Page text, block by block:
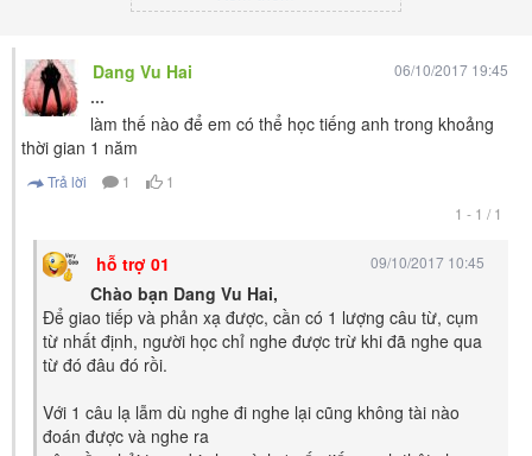
HelloChao.vn - Chương trình dạy tiếng Anh trực tuyến chặt chẽ nhất thế
Dang Vu Hai 06/10/2017 19:45
...
làm thế nào để em có thể học tiếng anh trong khoảng
thời gian 1 năm
Trả lời 1
1
1 - 1 / 1
hỗ trợ 01 09/10/2017 10:45
Chào bạn Dang Vu Hai,
Để giao tiếp và phản xạ được, cần có 1 lượng câu từ, cụm
từ nhất định, người học chỉ nghe được trừ khi đã nghe qua
từ đó đâu đó rồi.
Với 1 câu lạ lẫm dù nghe đi nghe lại cũng không tài nào
đoán được và nghe ra